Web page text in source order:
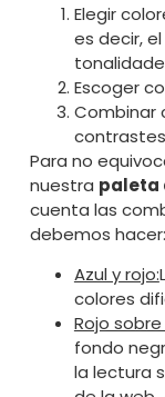
Elegir
es decir,
Escoger
Combinar
Para no
nuestra paleta
cuenta las
debemos hacer:
Azul y rojo:
colores
Rojo
fondo
la lectura